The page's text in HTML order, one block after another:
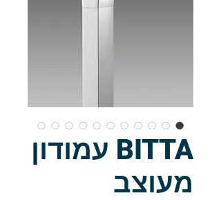
BITTA עמודון
מעוצב